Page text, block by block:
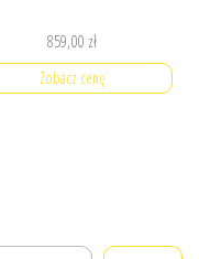
859,00 zł
Zobacz cenę